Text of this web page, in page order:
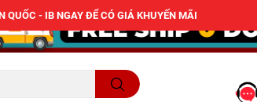
QUỐC - IB NGAY ĐỂ CÓ GIÁ KHUYẾN MÃI